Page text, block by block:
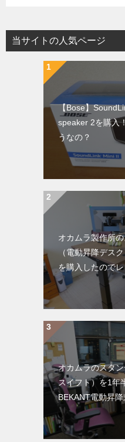
当サイトの人気ページ
【Bose】
speaker 2を購入
うなの？
オカムラ製作所
（電動昇降デス
を購入したので
オカムラのスタ
スイフト）を1年
BEKANT電動昇